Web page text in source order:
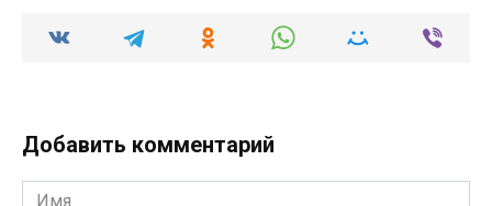
Добавить комментарий
Имя